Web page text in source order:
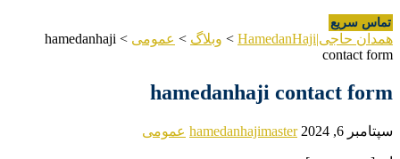
تماس سریع
همدان حاجی|HamedanHaji > وبلاگ > عمومی >
hamedanhaji
contact form
hamedanhaji contact form
سپتامبر 6, 2024 hamedanhajimaster عمومی